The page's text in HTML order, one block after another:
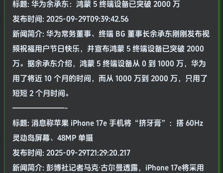
标题: 华为余承东：鸿蒙 5 终端设备已突破 2000 万
发布时间: 2025-09-29T09:39:42.56
新闻简介: 华为常务董事、终端 BG 董事长余承东刚刚发布视
频祝福用户节日快乐，并宣布鸿蒙 5 终端设备已突破 2000
万。据余承东介绍，鸿蒙 5 终端设备从 0 到 1000 万，华为
用了将近 10 个月的时间，而从 1000 万到 2000 万，只用了
短短 2 个月时间。
———————-
标题: 消息称苹果 iPhone 17e 手机将“挤牙膏”：搭 60Hz
灵动岛屏幕、48MP 单摄
发布时间: 2025-09-29T21:29:20.217
新闻简介: 彭博社记者马克·古尔曼透露，iPhone 17e将采用